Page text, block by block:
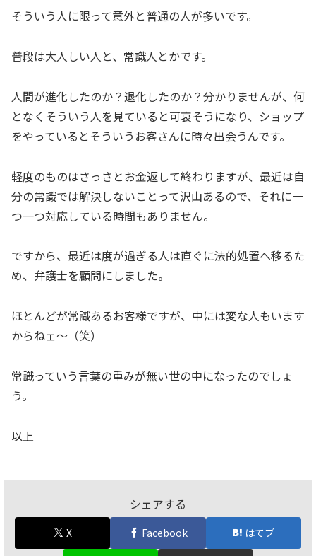
そういう人に限って意外と普通の人が多いです。
普段は大人しい人と、常識人とかです。
人間が進化したのか？退化したのか？分かりませんが、何
となくそういう人を見ていると可哀そうになり、ショップ
をやっているとそういうお客さんに時々出会うんです。
軽度のものはさっさとお金返して終わりますが、最近は自
分の常識では解決しないことって沢山あるので、それに一
つ一つ対応している時間もありません。
ですから、最近は度が過ぎる人は直ぐに法的処置へ移るた
め、弁護士を顧問にしました。
ほとんどが常識あるお客様ですが、中には変な人もいます
からねェ～（笑）
常識っていう言葉の重みが無い世の中になったのでしょ
う。
以上
シェアする
X Facebook はてブ